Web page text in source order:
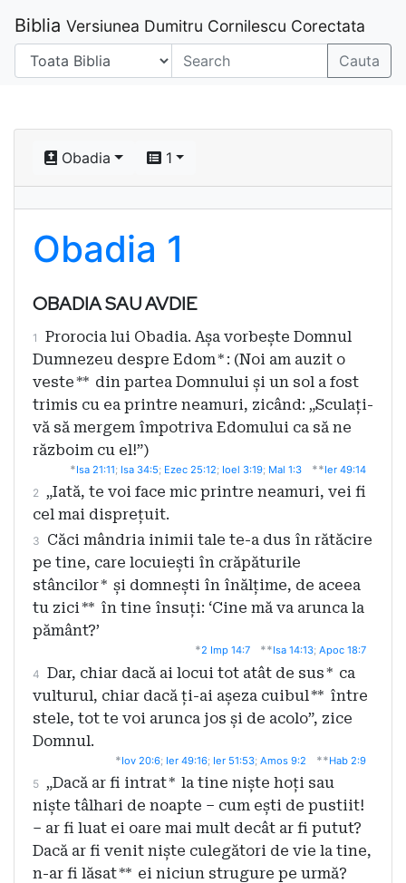
Biblia Versiunea Dumitru Cornilescu Corectata
Cauta
Obadia 1
Obadia 1
OBADIA SAU AVDIE
1
Prorocia lui Obadia. Așa vorbește Domnul
Dumnezeu despre Edom* : (Noi am auzit o
veste** din partea Domnului și un sol a fost
trimis cu ea printre neamuri, zicând: „Sculați-
vă să mergem împotriva Edomului ca să ne
războim cu el!”)
*Isa 21:11; Isa 34:5; Ezec 25:12; Ioel 3:19; Mal 1:3 **Ier 49:14
2 „Iată, te voi face mic printre neamuri, vei fi
cel mai disprețuit.
3
Căci mândria inimii tale te-a dus în rătăcire
pe tine, care locuiești în crăpăturile
stâncilor* și domnești în înălțime, de aceea
tu zici** în tine însuți: ‘Cine mă va arunca la
pământ?’
*2 Imp 14:7 **Isa 14:13; Apoc 18:7
4 Dar, chiar dacă ai locui tot atât de sus* ca
vulturul, chiar dacă ți-ai așeza cuibul** între
stele, tot te voi arunca jos și de acolo”, zice
Domnul.
*Iov 20:6; Ier 49:16; Ier 51:53; Amos 9:2 **Hab 2:9
5 „Dacă ar fi intrat* la tine niște hoți sau
niște tâlhari de noapte – cum ești de pustiit!
– ar fi luat ei oare mai mult decât ar fi putut?
Dacă ar fi venit niște culegători de vie la tine,
n-ar fi lăsat** ei niciun strugure pe urmă?